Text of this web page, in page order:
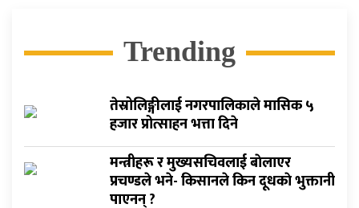
Trending
तेस्रोलिङ्गीलाई नगरपालिकाले मासिक ५
हजार प्रोत्साहन भत्ता दिने
मन्त्रीहरू र मुख्यसचिवलाई बाेलाएर
प्रचण्डले भने- किसानले किन दूधकाे भुक्तानी
पाएनन् ?